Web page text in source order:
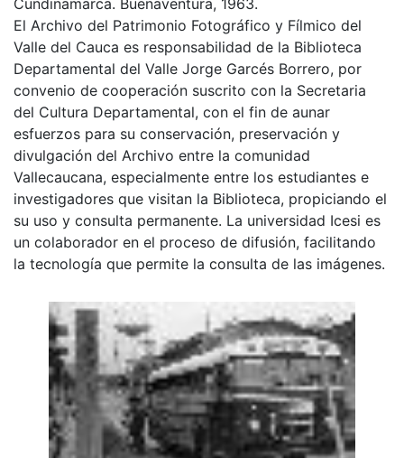
El Archivo del Patrimonio Fotográfico y Fílmico del
Valle del Cauca es responsabilidad de la Biblioteca
Departamental del Valle Jorge Garcés Borrero, por
convenio de cooperación suscrito con la Secretaria
del Cultura Departamental, con el fin de aunar
esfuerzos para su conservación, preservación y
divulgación del Archivo entre la comunidad
Vallecaucana, especialmente entre los estudiantes e
investigadores que visitan la Biblioteca, propiciando el
su uso y consulta permanente. La universidad Icesi es
un colaborador en el proceso de difusión, facilitando
la tecnología que permite la consulta de las imágenes.